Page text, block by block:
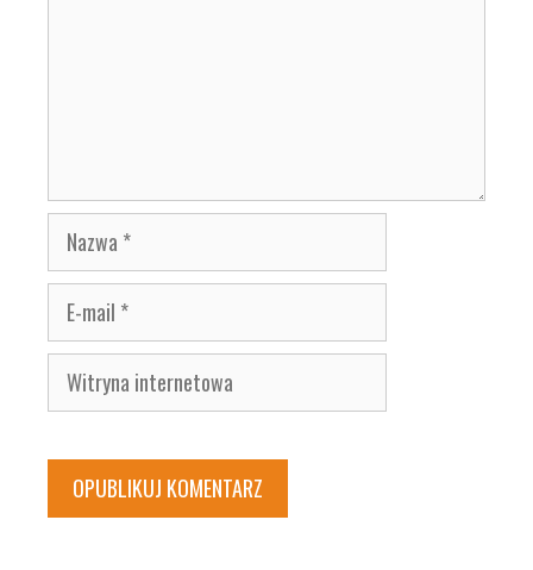
Nazwa
E-
mail
Witryna
internetowa